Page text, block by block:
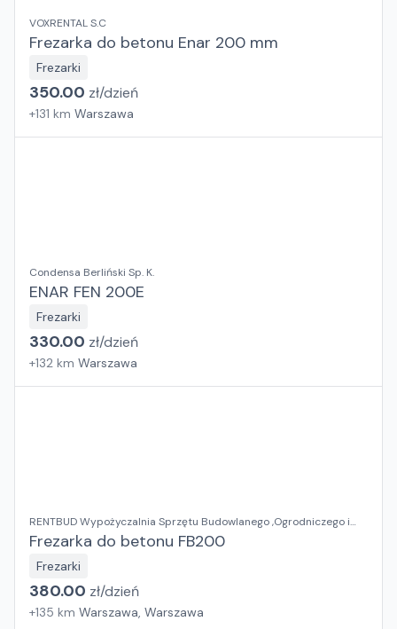
VOXRENTAL S.C
Frezarka do betonu Enar 200 mm
Frezarki
350.00 zł/dzień
+131 km Warszawa
Condensa Berliński Sp. K.
ENAR FEN 200E
Frezarki
330.00 zł/dzień
+132 km Warszawa
RENTBUD Wypożyczalnia Sprzętu Budowlanego ,Ogrodniczego i
Elektronarzędzi
Frezarka do betonu FB200
Frezarki
380.00 zł/dzień
+135 km Warszawa, Warszawa